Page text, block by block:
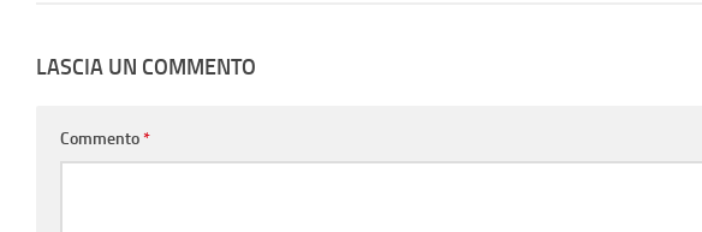
LASCIA UN COMMENTO
Commento*